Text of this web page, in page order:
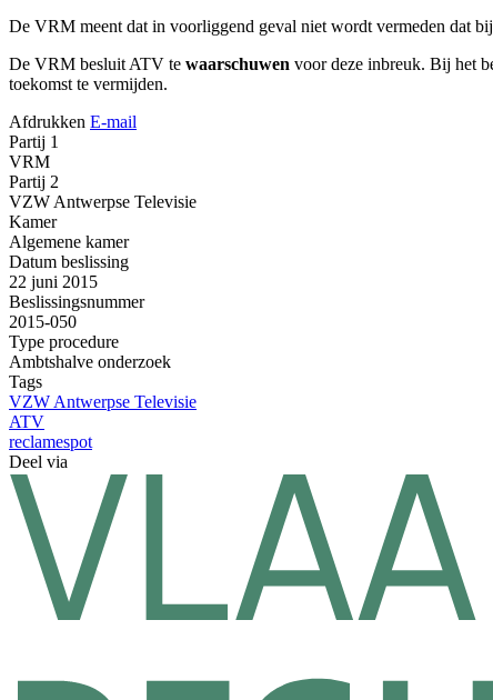
De VRM meent dat in voorliggend geval niet wordt vermeden dat
De VRM besluit ATV te waarschuwen voor deze inbreuk. Bij het
toekomst te vermijden.
Afdrukken E-mail
Partij 1
VRM
Partij 2
VZW Antwerpse Televisie
Kamer
Algemene kamer
Datum beslissing
22 juni 2015
Beslissingsnummer
2015-050
Type procedure
Ambtshalve onderzoek
Tags
VZW Antwerpse Televisie
ATV
reclamespot
Deel via